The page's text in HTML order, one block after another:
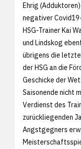
Ehrig
negativer
HSG-Trainer Kai
und Lindskog
übrigens die letzte
der HSG an die
Geschicke der
Saisonende nicht
Verdienst des
zurückliegenden
Angstgegners